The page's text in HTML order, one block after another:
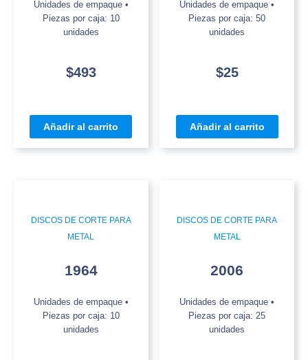
Unidades de empaque •
Piezas por caja: 10
unidades
$493
Añadir al carrito
Unidades de empaque •
Piezas por caja: 50
unidades
$25
Añadir al carrito
DISCOS DE CORTE PARA
METAL
1964
Unidades de empaque •
Piezas por caja: 10
unidades
DISCOS DE CORTE PARA
METAL
2006
Unidades de empaque •
Piezas por caja: 25
unidades